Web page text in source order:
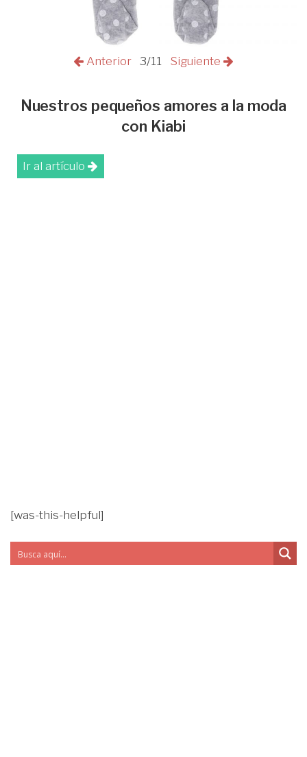
Anterior 3/11 Siguiente
Nuestros pequeños amores a la moda
con Kiabi
Ir al artículo
[was-this-helpful]